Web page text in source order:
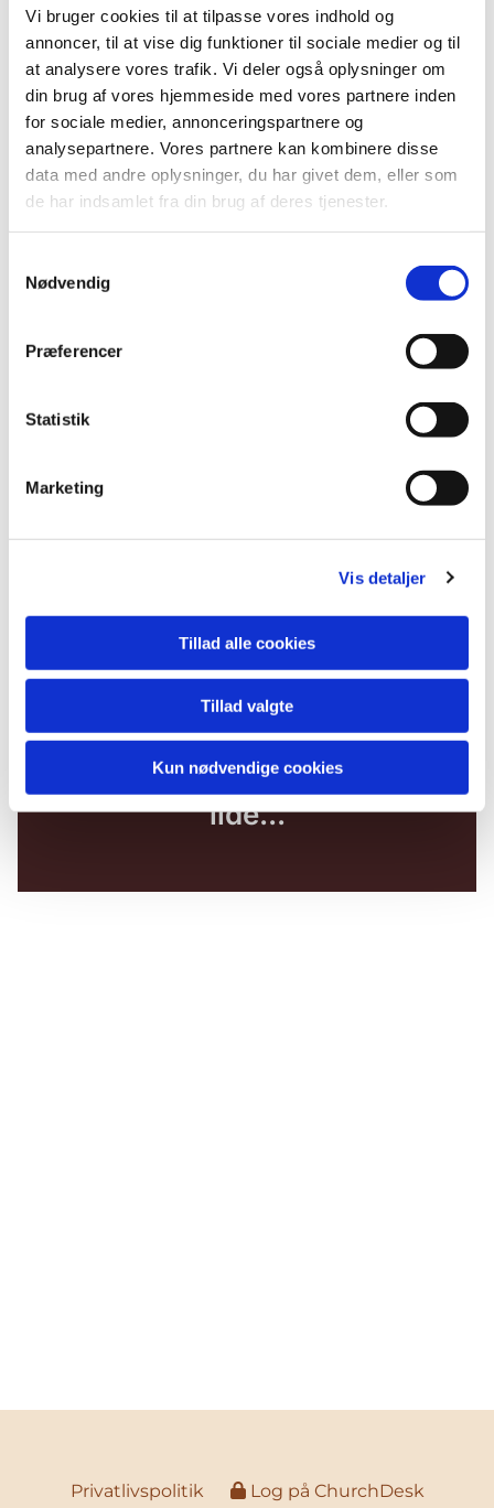
Vi bruger cookies til at tilpasse vores indhold og
annoncer, til at vise dig funktioner til sociale medier og til
at analysere vores trafik. Vi deler også oplysninger om
din brug af vores hjemmeside med vores partnere inden
for sociale medier, annonceringspartnere og
analysepartnere. Vores partnere kan kombinere disse
data med andre oplysninger, du har givet dem, eller som
de har indsamlet fra din brug af deres tjenester.
Nødvendig
Præferencer
Statistik
Marketing
Vis detaljer
Tillad alle cookies
Tillad valgte
Kun nødvendige cookies
Præludium
1. salme
Læsning og bøn
2. salme
Velsignelse
Du vil måske også kunne
lide...
Privatlivspolitik Log på ChurchDesk